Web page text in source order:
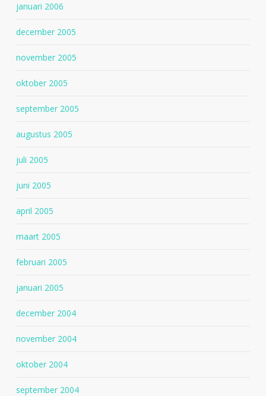
januari 2006
december 2005
november 2005
oktober 2005
september 2005
augustus 2005
juli 2005
juni 2005
april 2005
maart 2005
februari 2005
januari 2005
december 2004
november 2004
oktober 2004
september 2004